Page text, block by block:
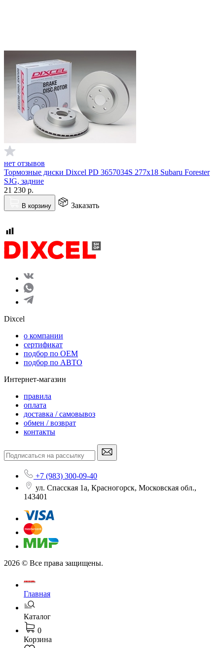
нет отзывов
Тормозные диски Dixcel PD 3657034S 277х18 Subaru Forester
SJG, задние
21 230 р.
В корзину Заказать
Dixcel
o компании
сертификат
подбор по OEM
подбор по АВТО
Интернет-магазин
правила
оплата
доставка / самовывоз
обмен / возврат
контакты
+7 (983) 300-09-40
ул. Спасская 1а, Красногорск, Московская обл.,
143401
2026 © Все права защищены.
Главная
Каталог
0
Корзина